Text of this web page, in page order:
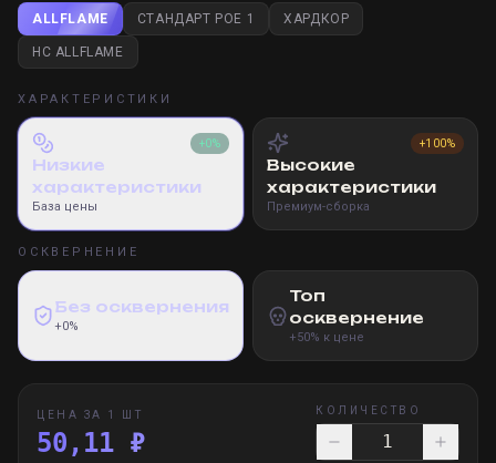
ALLFLAME СТАНДАРТ POE 1 ХАРДКОР
HC ALLFLAME
ХАРАКТЕРИСТИКИ
+0%
Низкие
характеристики
База цены
+100%
Высокие
характеристики
Премиум-сборка
ОСКВЕРНЕНИЕ
Без осквернения
+0%
Топ
осквернение
+50% к цене
ЦЕНА ЗА 1 ШТ
50,11 ₽
КОЛИЧЕСТВО